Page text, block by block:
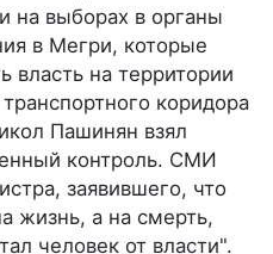
на выборах в органы
в Мегри, которые
власть на территории
коридора
Пашинян взял
контроль. СМИ
заявившего, что
жизнь, а на смерть,
человек от власти".